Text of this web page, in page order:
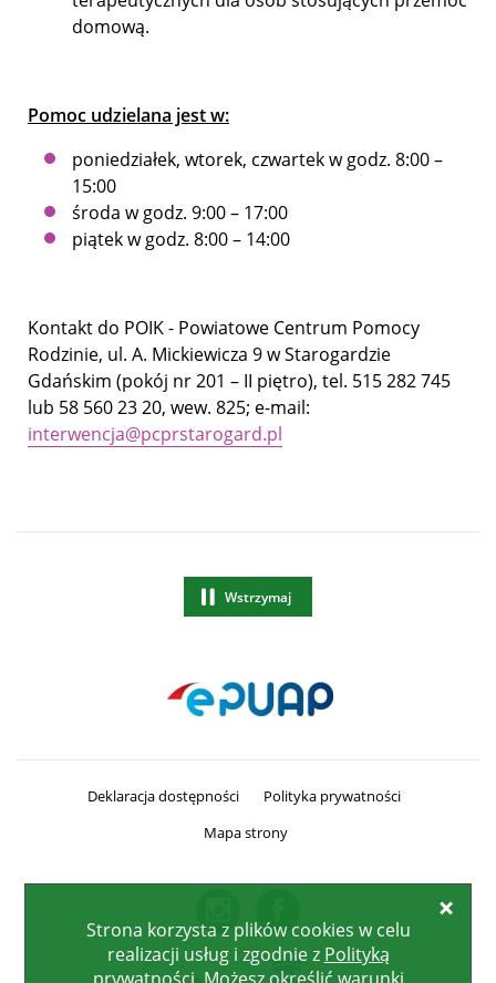
Strona korzysta z plikówcookies w celu
realizacji usług i zgodnie z Polityką
domową.
Pomoc udzielana jest w:
poniedziałek, wtorek, czwartek w godz. 8:00 –
15:00
środa w godz. 9:00 – 17:00
piątek w godz. 8:00 – 14:00
Kontakt do POIK - Powiatowe Centrum Pomocy
Rodzinie, ul. A. Mickiewicza 9 w Starogardzie
Gdańskim (pokój nr 201 – II piętro), tel. 515 282 745
lub 58 560 23 20, wew. 825; e-mail:
interwencja@pcprstarogard.pl
Wstrzymaj
animację Banery/Logo
Deklaracja dostępności
Polityka prywatności
Mapa strony
Przejdź do